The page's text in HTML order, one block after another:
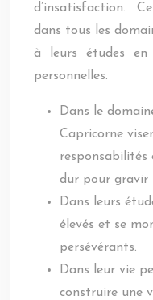
d’insatisfaction.
dans tous les
à leurs études en
personnelles.
Dans le
Capricorne
responsabilités
dur pour gravir
Dans leurs
élevés et se
persévérants.
Dans leur vie
construire une